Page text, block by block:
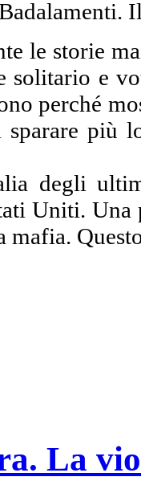
le storie
solitario e
perché
più
degli
Uniti. Una
mafia.
La